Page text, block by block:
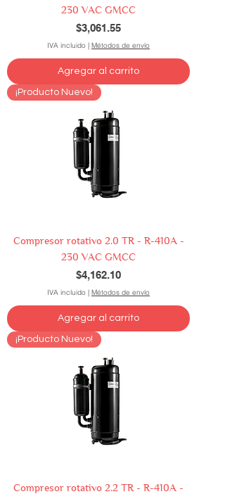
230 VAC GMCC
Precio
$3,061.55
IVA incluido | Métodos de envío
Agregar al carrito
¡Producto Nuevo!
Compresor rotativo 2.0 TR - R-410A -
230 VAC GMCC
Precio
$4,162.10
IVA incluido | Métodos de envío
Agregar al carrito
¡Producto Nuevo!
Compresor rotativo 2.2 TR - R-410A -